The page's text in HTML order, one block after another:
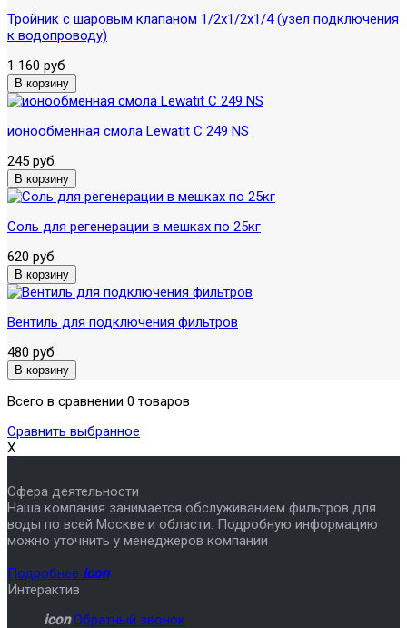
Тройник с шаровым клапаном 1/2х1/2х1/4 (узел подключения
к водопроводу)
1 160 руб
ионообменная смола Lewatit C 249 NS
245 руб
Соль для регенерации в мешках по 25кг
620 руб
Вентиль для подключения фильтров
480 руб
Всего в сравнении 0 товаров
Сравнить выбранное
X
Сфера деятельности
Наша компания занимается обслуживанием фильтров для
воды по всей Москве и области. Подробную информацию
можно уточнить у менеджеров компании
Подробнее icon
Интерактив
icon Обратный звонок